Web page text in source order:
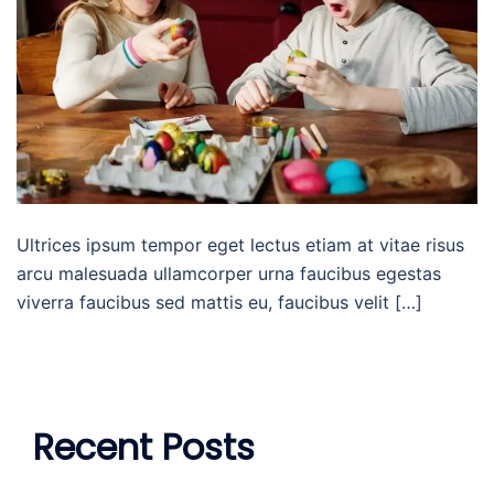
Ultrices ipsum tempor eget lectus etiam at vitae risus
arcu malesuada ullamcorper urna faucibus egestas
viverra faucibus sed mattis eu, faucibus velit […]
Recent Posts